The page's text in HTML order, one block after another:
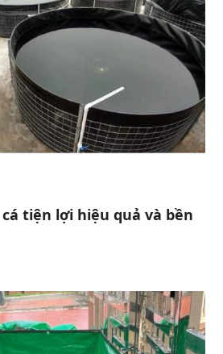
tiện lợi hiệu quả và bền